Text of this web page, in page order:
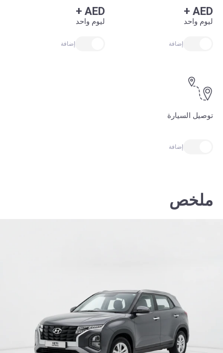
+AED
ليوم واحد
إضافة
+AED
ليوم واحد
إضافة
توصيل السيارة
إضافة
ملخص